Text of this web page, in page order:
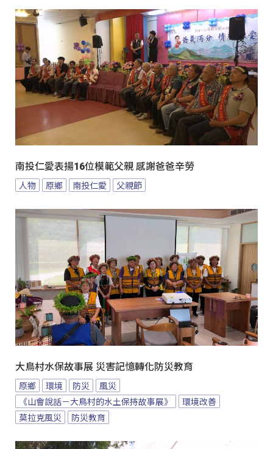
南投仁愛表揚16位模範父親 感謝爸爸辛勞
人物 原鄉 南投仁愛 父親節
大鳥村水保故事展 災害記憶轉化防災教育
原鄉 環境 防災
風災
《山會說話－大鳥村的水土保持故事展》
環境改善
莫拉克風災
防災教育